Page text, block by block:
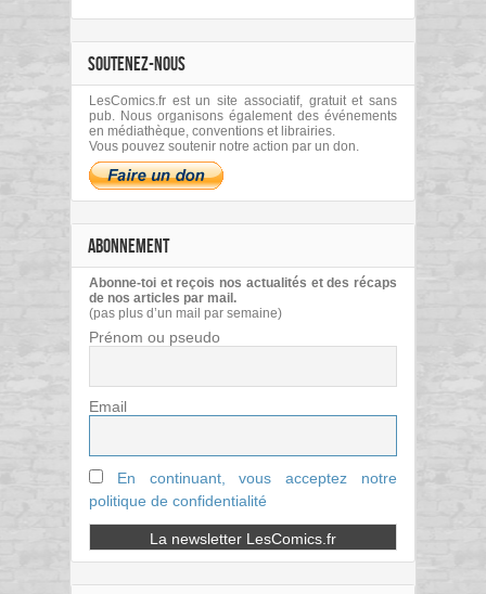
SOUTENEZ-NOUS
LesComics.fr est un site associatif, gratuit et sans
pub. Nous organisons également des événements
en médiathèque, conventions et librairies.
Vous pouvez soutenir notre action par un don.
ABONNEMENT
Abonne-toi et reçois nos actualités et des récaps
de nos articles par mail.
(pas plus d’un mail par semaine)
Prénom ou pseudo
Email
En continuant, vous acceptez notre
politique de confidentialité